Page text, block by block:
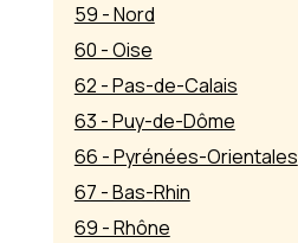
59 - Nord
60 - Oise
62 - Pas-de-Calais
63 - Puy-de-Dôme
66 - Pyrénées-Orientales
67 - Bas-Rhin
69 - Rhône